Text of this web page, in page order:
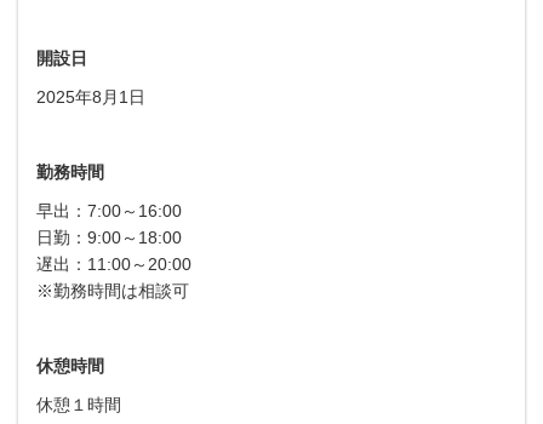
開設日
2025年8月1日
勤務時間
早出：7:00～16:00
日勤：9:00～18:00
遅出：11:00～20:00
※勤務時間は相談可
休憩時間
休憩１時間